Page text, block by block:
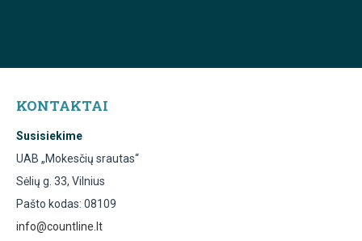
KONTAKTAI
Susisiekime
UAB „Mokesčių srautas“
Sėlių g. 33, Vilnius
Pašto kodas: 08109
info@countline.lt